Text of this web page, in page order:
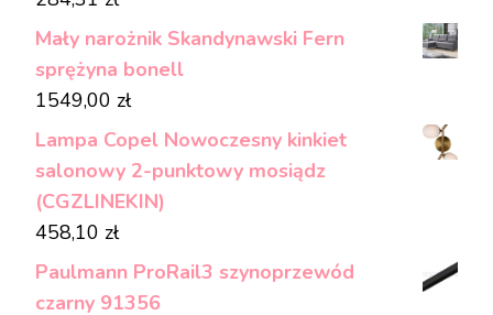
Mały narożnik Skandynawski Fern
sprężyna bonell
1549,00 zł
Lampa Copel Nowoczesny kinkiet
salonowy 2-punktowy mosiądz
(CGZLINEKIN)
458,10 zł
Paulmann ProRail3 szynoprzewód
czarny 91356